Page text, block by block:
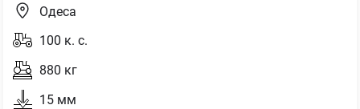
Одеса
100 к. с.
880 кг
15 мм